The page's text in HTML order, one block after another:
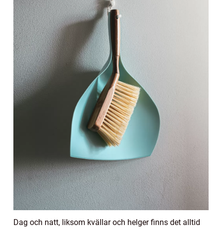
Dag och natt, liksom kvällar och helger finns det alltid